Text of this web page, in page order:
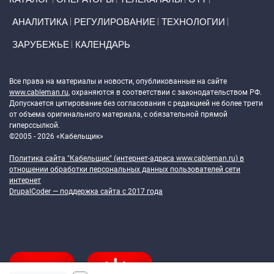
АНАЛИТИКА РЕГУЛИРОВАНИЕ ТЕХНОЛОГИИ
ЗАРУБЕЖЬЕ КАЛЕНДАРЬ
Все права на материалы и новости, опубликованные на сайте
www.cableman.ru, охраняются в соответствии с законодательством РФ.
Допускается цитирование без согласования с редакцией не более трети
от объема оригинального материала, с обязательной прямой
гиперссылкой.
©2005 - 2026 «Кабельщик»
Политика сайта "Кабельщик" (интернет-адреса www.cableman.ru) в
отношении обработки персональных данных пользователей сети
интернет
DrupalCoder — поддержка сайта c 2017 года